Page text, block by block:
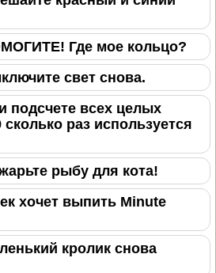
Где мое кольцо?
свет снова.
подсчете всех целых
раз используется
рыбу для кота!
хочет выпить Minute
кролик снова